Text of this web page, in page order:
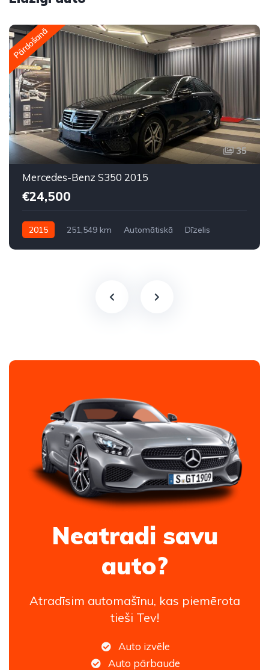
Pārdošanā
35
Mercedes-Benz S350 2015
€24,500
2015 251,549 km Automātiskā
Dīzelis
Neatradi savu
auto?
Atradīsim automašīnu, kas piemērota
tieši Tev!
Auto izvēle
Auto pārbaude